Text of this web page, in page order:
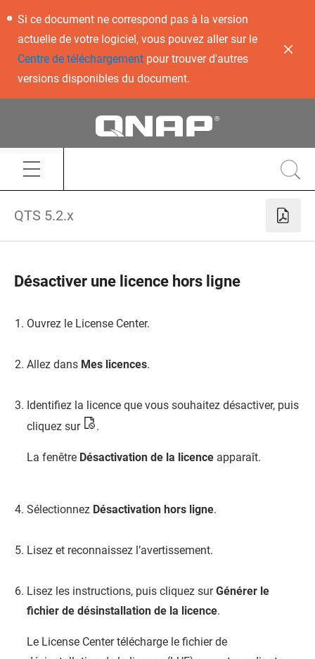
Si ce document ne correspond pas à la version
actuelle de votre logiciel, vous pouvez aller sur le
Centre de téléchargementpour trouver d'autres
versions disponibles du document.
QTS 5.2.x
Désactiver une licence hors ligne
Ouvrez le License Center.
Allez dans Mes licences.
Identifiez la licence que vous souhaitez désactiver, puis
cliquez sur
.
La fenêtre Désactivation de la licence apparaît.
Sélectionnez Désactivation hors ligne.
Lisez et reconnaissez l’avertissement.
Lisez les instructions, puis cliquez surGénérer le
fichier de désinstallation de la licence.
Le License Center télécharge le fichier de